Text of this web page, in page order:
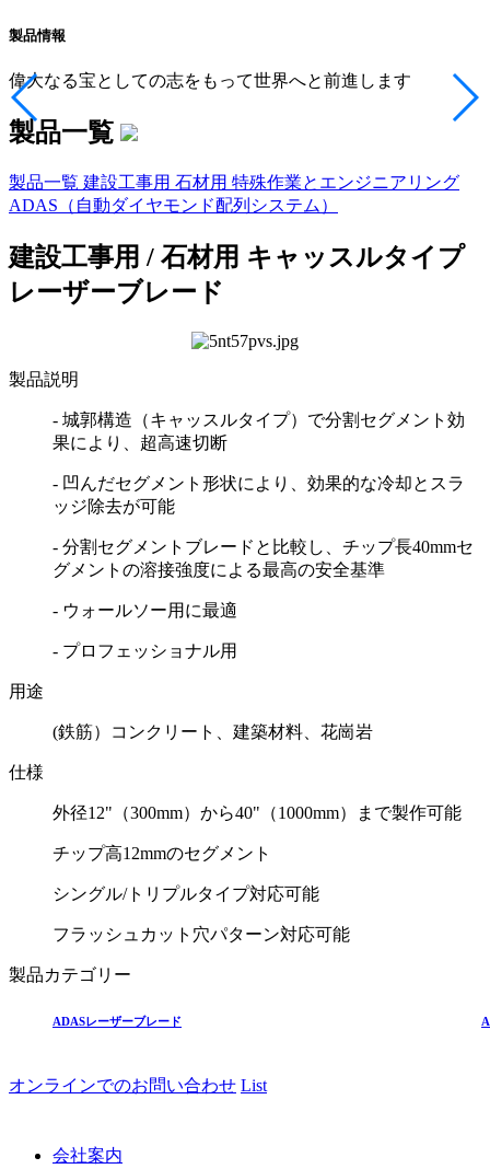
製品情報
偉大なる宝としての志をもって世界へと前進します
製品一覧
製品一覧 建設工事用 石材用 特殊作業とエンジニアリング
ADAS（自動ダイヤモンド配列システム）
建設工事用 / 石材用 キャッスルタイプ
レーザーブレード
製品説明
- 城郭構造（キャッスルタイプ）で分割セグメント効
果により、超高速切断
- 凹んだセグメント形状により、効果的な冷却とスラ
ッジ除去が可能
- 分割セグメントブレードと比較し、チップ長40mmセ
グメントの溶接強度による最高の安全基準
- ウォールソー用に最適
- プロフェッショナル用
用途
(鉄筋）コンクリート、建築材料、花崗岩
仕様
外径12"（300mm）から40"（1000mm）まで製作可能
チップ高12mmのセグメント
シングル/トリプルタイプ対応可能
フラッシュカット穴パターン対応可能
製品カテゴリー
ADASレーザーブレード
オンラインでのお問い合わせ List
会社案内